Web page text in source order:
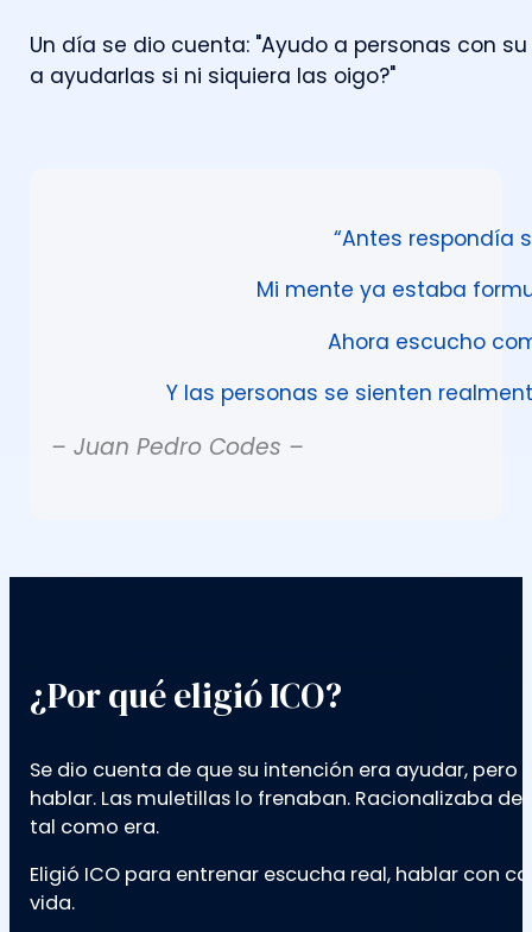
Un día se dio cuenta: "Ayudo a personas con su
a ayudarlas si ni siquiera las oigo?"
“Antes respondía
Mi mente ya estaba
Ahora escucho
Y las personas se sienten
– Juan Pedro Codes –
¿Por qué eligió ICO?
Se dio cuenta de que su intención era ayudar,
hablar. Las muletillas lo frenaban. Racionalizaba
tal como era.
Eligió ICO para entrenar escucha real, hablar con
vida.